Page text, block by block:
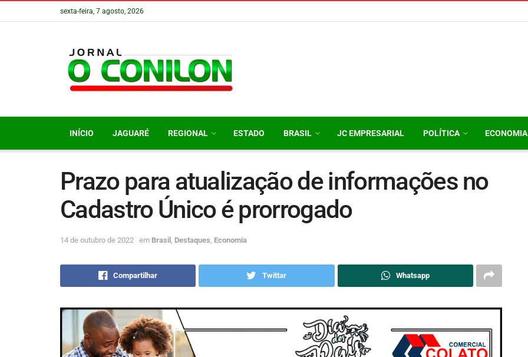
sexta-feira, 7 agosto, 2026
INÍCIO JAGUARÉ REGIONAL ESTADO BRASIL JC EMPRESARIAL POLÍTICA ECONOMIA
Prazo para atualização de informações no
Cadastro Único é prorrogado
14 de outubro de 2022 em Brasil Destaques Economia
Compartilhar Twittar Whatsapp